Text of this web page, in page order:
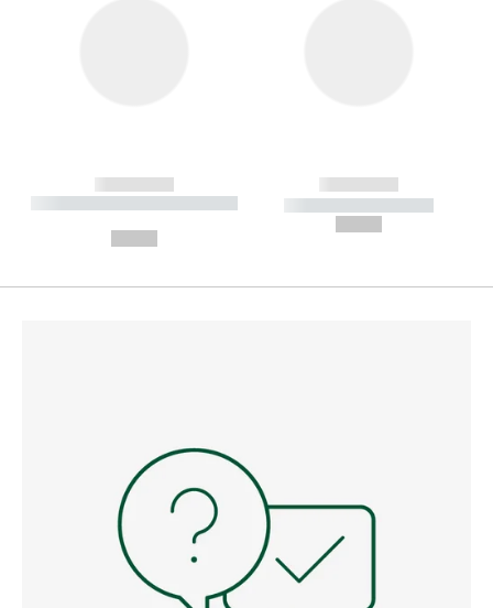
------------
----------- ----------- --------
------------
----------- -----------